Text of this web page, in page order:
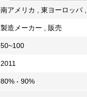
南アメリカ , 東ヨーロッパ
製造メーカー , 販売
50~100
2011
80% - 90%